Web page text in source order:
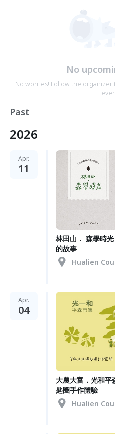
No
No worries! Follow the
Past
2026
Apr.
11
林田山． 森學時
的故事
Hualien
Apr.
04
大農大富．光和
匙圈手作體驗
Hualien